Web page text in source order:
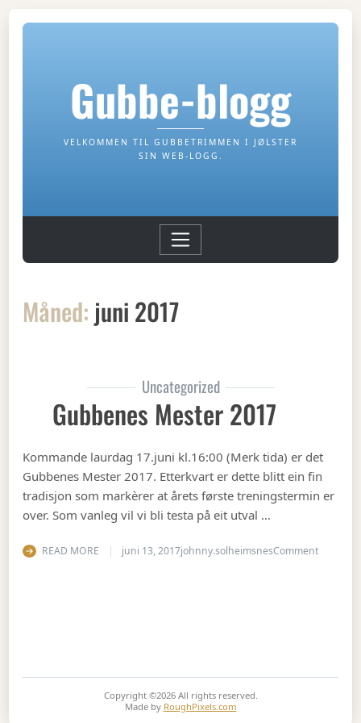
Gubbe-blogg
VELKOMMEN TIL GUBBETRIMMEN I JØLSTER
SIN WEB-LOGG.
Måned: juni 2017
Uncategorized
Gubbenes Mester 2017
Kommande laurdag 17.juni kl.16:00 (Merk tida) er det
Gubbenes Mester 2017. Etterkvart er dette blitt ein fin
tradisjon som markèrer at årets første treningstermin er
over. Som vanleg vil vi bli testa på eit utval …
READ MORE juni 13, 2017johnny.solheimsnesCommenton
Copyright ©2026 All rights reserved.
Made by RoughPixels.com